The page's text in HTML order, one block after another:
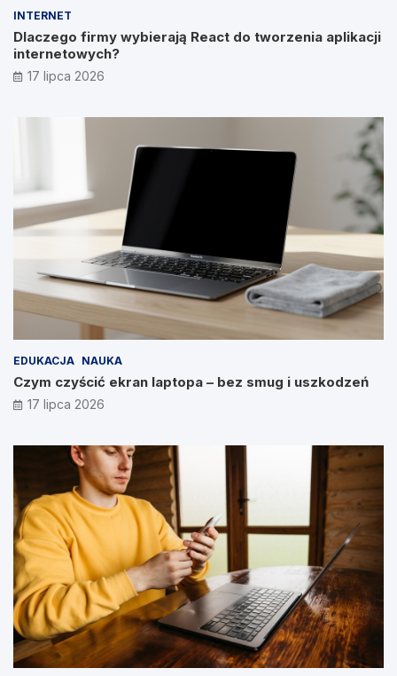
INTERNET
Dlaczego firmy wybierają React do tworzenia aplikacji
internetowych?
17 lipca 2026
EDUKACJA NAUKA
Czym czyścić ekran laptopa – bez smug i uszkodzeń
17 lipca 2026